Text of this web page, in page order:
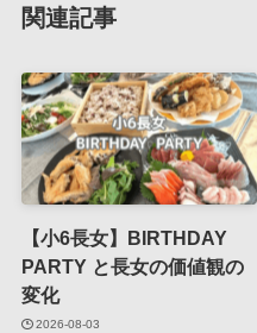
関連記事
【小6長女】BIRTHDAY
PARTY と長女の価値観の
変化
2026-08-03